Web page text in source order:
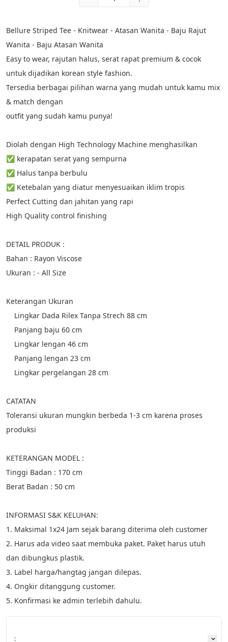
Bellure Striped Tee - Knitwear - Atasan Wanita - Baju Rajut
Wanita - Baju Atasan Wanita
Easy to wear, rajutan halus, serat rapat premium & cocok
untuk dijadikan korean style fashion.
Tersedia berbagai pilihan warna yang mudah untuk kamu mix
& match dengan
outfit yang sudah kamu punya!
Diolah dengan High Technology Machine menghasilkan
✅ kerapatan serat yang sempurna
✅ Halus tanpa berbulu
✅ Ketebalan yang diatur menyesuaikan iklim tropis
Perfect Cutting dan jahitan yang rapi
High Quality control finishing
DETAIL PRODUK :
Bahan : Rayon Viscose
Ukuran : - All Size
Keterangan Ukuran
Lingkar Dada Rilex Tanpa Strech 88 cm
Panjang baju 60 cm
Lingkar lengan 46 cm
Panjang lengan 23 cm
Lingkar pergelangan 28 cm
CATATAN
Toleransi ukuran mungkin berbeda 1-3 cm karena proses
produksi
KETERANGAN MODEL :
Tinggi Badan : 170 cm
Berat Badan : 50 cm
INFORMASI S&K KELUHAN:
1. Maksimal 1x24 Jam sejak barang diterima oleh customer
2. Harus ada video saat membuka paket. Paket harus utuh
dan dibungkus plastik.
3. Label harga/hangtag jangan dilepas.
4. Ongkir ditanggung customer.
5. Konfirmasi ke admin terlebih dahulu.
: